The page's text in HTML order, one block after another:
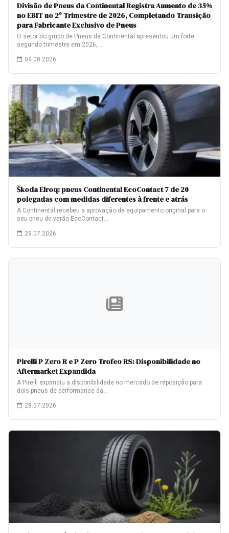
Divisão de Pneus da Continental Registra Aumento de 35%
no EBIT no 2º Trimestre de 2026, Completando Transição
para Fabricante Exclusivo de Pneus
O setor do grupo de Pneus da Continental apresentou um forte
segundo trimestre em 2026,…
04.08.2026
Škoda Elroq: pneus Continental EcoContact 7 de 20
polegadas com medidas diferentes à frente e atrás
A Continental recebeu a aprovação de equipamento original para o
seu pneu de verão EcoContact…
29.07.2026
Pirelli P Zero R e P Zero Trofeo RS: Disponibilidade no
Aftermarket Expandida
A Pirelli expandiu a disponibilidade no mercado de reposição para
dois pneus de performance da…
28.07.2026